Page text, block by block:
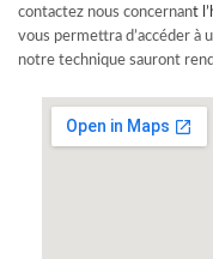
contactez nous concernant l’
vous permettra d’accéder à
notre technique sauront